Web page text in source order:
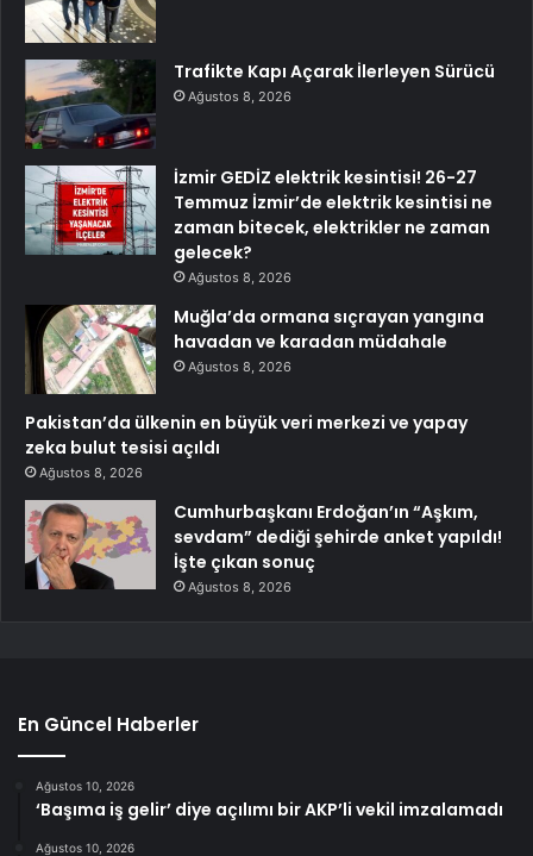
Trafikte Kapı Açarak İlerleyen Sürücü
Ağustos 8, 2026
İzmir GEDİZ elektrik kesintisi! 26-27
Temmuz İzmir’de elektrik kesintisi ne
zaman bitecek, elektrikler ne zaman
gelecek?
Ağustos 8, 2026
Muğla’da ormana sıçrayan yangına
havadan ve karadan müdahale
Ağustos 8, 2026
Pakistan’da ülkenin en büyük veri merkezi ve yapay
zeka bulut tesisi açıldı
Ağustos 8, 2026
Cumhurbaşkanı Erdoğan’ın “Aşkım,
sevdam” dediği şehirde anket yapıldı!
İşte çıkan sonuç
Ağustos 8, 2026
En Güncel Haberler
Ağustos 10, 2026
‘Başıma iş gelir’ diye açılımı bir AKP’li vekil imzalamadı
Ağustos 10, 2026